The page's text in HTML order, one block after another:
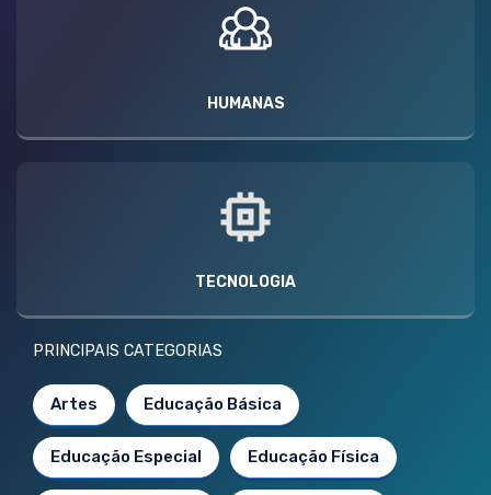
HUMANAS
TECNOLOGIA
PRINCIPAIS CATEGORIAS
Artes Educação Básica
Educação Especial Educação Física